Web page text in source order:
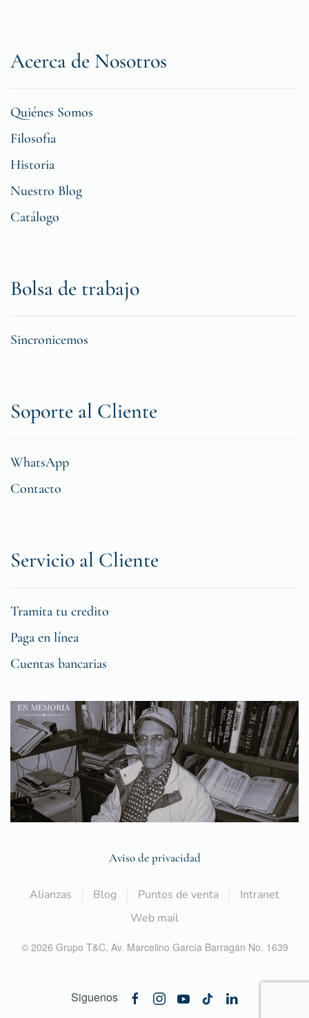
Acerca de Nosotros
Quiénes Somos
Filosofia
Historia
Nuestro Blog
Catálogo
Bolsa de trabajo
Sincronicemos
Soporte al Cliente
WhatsApp
Contacto
Servicio al Cliente
Tramita tu credito
Paga en línea
Cuentas bancarias
Aviso de privacidad
Alianzas Blog Puntos de venta
Intranet
Web mail
© 2026 Grupo T&C, Av. Marcelino García Barragán No. 1639
Siguenos